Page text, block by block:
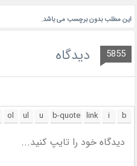
این مطلب بدون برچسب می باشد.
5855 دیدگاه